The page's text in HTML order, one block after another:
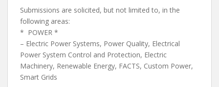
Submissions are solicited, but not limited to, in the
following areas:
* POWER *
– Electric Power Systems, Power Quality, Electrical
Power System Control and Protection, Electric
Machinery, Renewable Energy, FACTS, Custom Power,
Smart Grids